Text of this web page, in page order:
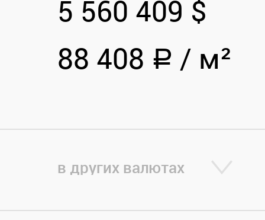
5 560 409 $
88 408 a / м²
в других валютах